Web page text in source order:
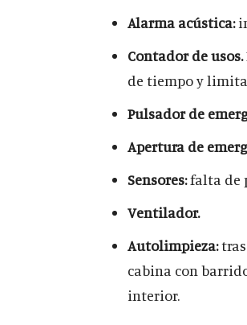
Alarma acústica:
Contador de usos.
de tiempo y
Pulsador de
Apertura de
Sensores:falta de
Ventilador.
Autolimpieza:tras
cabina con
interior.